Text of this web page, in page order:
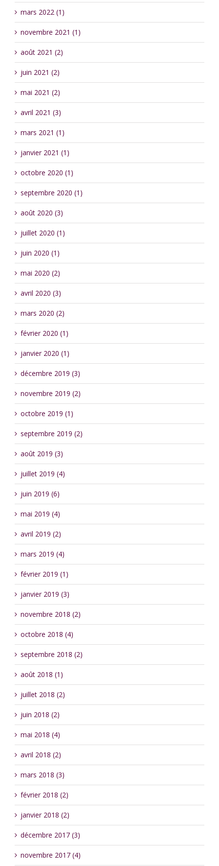
mars 2022 (1)
novembre 2021 (1)
août 2021 (2)
juin 2021 (2)
mai 2021 (2)
avril 2021 (3)
mars 2021 (1)
janvier 2021 (1)
octobre 2020 (1)
septembre 2020 (1)
août 2020 (3)
juillet 2020 (1)
juin 2020 (1)
mai 2020 (2)
avril 2020 (3)
mars 2020 (2)
février 2020 (1)
janvier 2020 (1)
décembre 2019 (3)
novembre 2019 (2)
octobre 2019 (1)
septembre 2019 (2)
août 2019 (3)
juillet 2019 (4)
juin 2019 (6)
mai 2019 (4)
avril 2019 (2)
mars 2019 (4)
février 2019 (1)
janvier 2019 (3)
novembre 2018 (2)
octobre 2018 (4)
septembre 2018 (2)
août 2018 (1)
juillet 2018 (2)
juin 2018 (2)
mai 2018 (4)
avril 2018 (2)
mars 2018 (3)
février 2018 (2)
janvier 2018 (2)
décembre 2017 (3)
novembre 2017 (4)